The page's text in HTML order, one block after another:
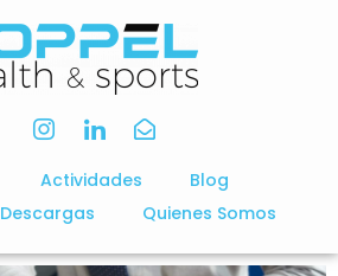
Actividades
Blog
Descargas Quienes Somos